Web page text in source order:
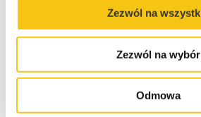
Zezwól na
Zezwól na wybór
Odmowa
Po pracy stawiam na aktywny
długie spacery na świeżym
Specjalizacja